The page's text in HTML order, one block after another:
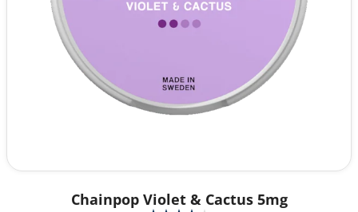
Chainpop Violet & Cactus 5mg